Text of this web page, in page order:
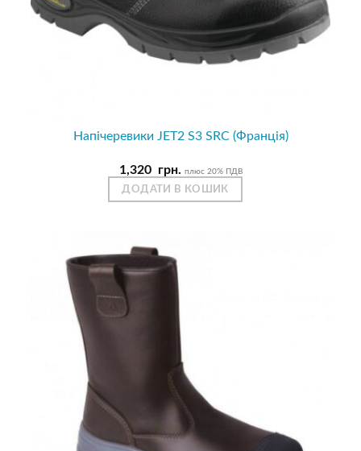
Напічеревики JET2 S3 SRC (Франція)
1,320 грн. плюс 20% ПДВ
ДОДАТИ В КОШИК